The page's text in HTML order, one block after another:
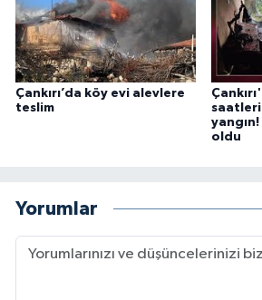
Çankırı’da köy evi alevlere
teslim
oldu
Yorumlar